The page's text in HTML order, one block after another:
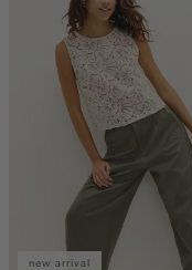
new arrival